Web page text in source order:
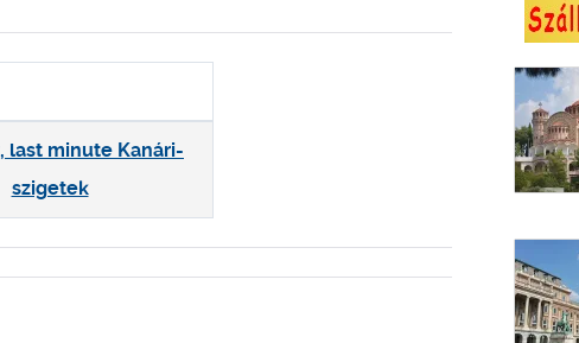
last minute Kanári-
szigetek